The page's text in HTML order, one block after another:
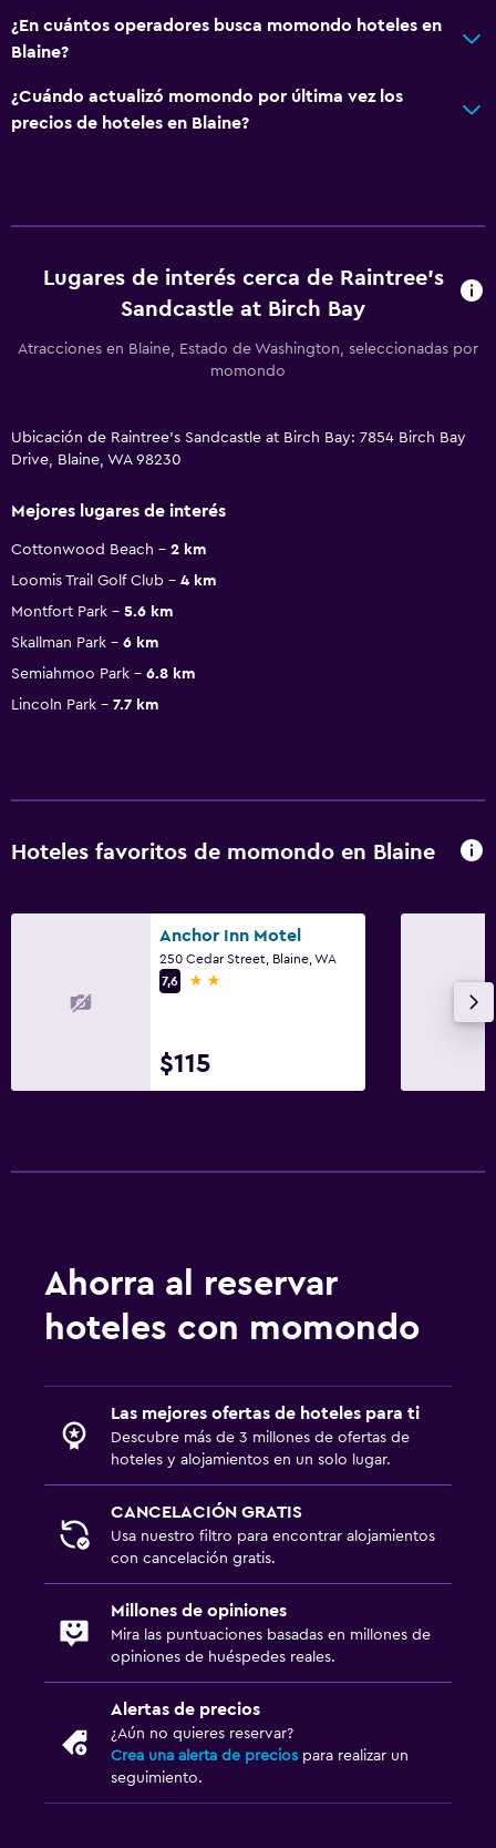
¿En cuántos operadores busca momondo hoteles en
Blaine?
¿Cuándo actualizó momondo por última vez los
precios de hoteles en Blaine?
Lugares de interés cerca de Raintree's
Sandcastle at Birch Bay
Atracciones en Blaine, Estado de Washington, seleccionadas por
momondo
Ubicación de Raintree's Sandcastle at Birch Bay: 7854 Birch Bay
Drive, Blaine, WA 98230
Mejores lugares de interés
Cottonwood Beach
2 km
Loomis Trail Golf Club
4 km
Montfort Park
5.6 km
Skallman Park
6 km
Semiahmoo Park
6.8 km
Lincoln Park
7.7 km
Hoteles favoritos de momondo en Blaine
Anchor Inn Motel
250 Cedar Street, Blaine, WA
7,6
2 estrellas
$115
Ahorra al reservar
hoteles con momondo
Las mejores ofertas de hoteles para ti
Descubre más de 3 millones de ofertas de
hoteles y alojamientos en un solo lugar.
CANCELACIÓN GRATIS
Usa nuestro filtro para encontrar alojamientos
con cancelación gratis.
Millones de opiniones
Mira las puntuaciones basadas en millones de
opiniones de huéspedes reales.
Alertas de precios
¿Aún no quieres reservar?
Crea una alerta de precios para realizar un
seguimiento.